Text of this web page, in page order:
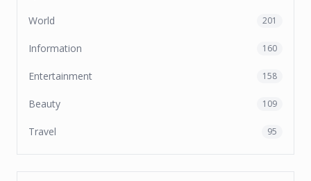
World 201
Information 160
Entertainment 158
Beauty 109
Travel 95